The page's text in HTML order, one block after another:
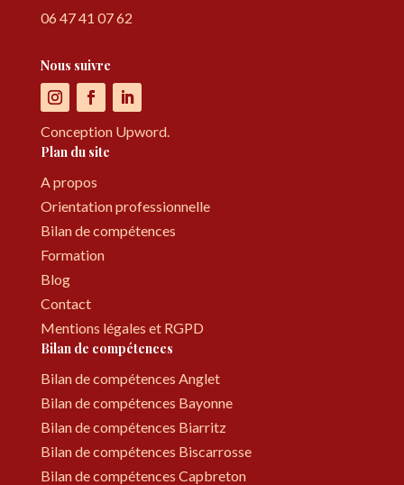
06 47 41 07 62
Nous suivre
Conception Upword.
Plan du site
A propos
Orientation professionnelle
Bilan de compétences
Formation
Blog
Contact
Mentions légales et RGPD
Bilan de compétences
Bilan de compétences Anglet
Bilan de compétences Bayonne
Bilan de compétences Biarritz
Bilan de compétences Biscarrosse
Bilan de compétences Capbreton